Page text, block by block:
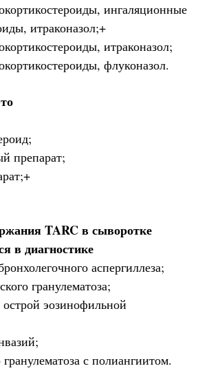
ингаляционные
итраконазол;+
итраконазол;
флуконазол.
препарат;
TARC в сыворотке
в диагностике
аспергиллеза;
гранулематоза;
эозинофильной
с полиангиитом.